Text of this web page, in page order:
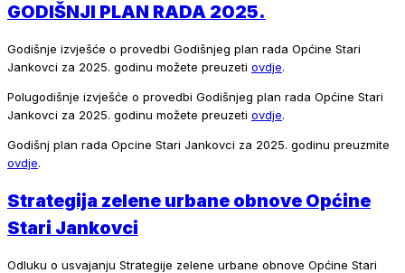
GODIŠNJI PLAN RADA 2025.
Godišnje izvješće o provedbi Godišnjeg plan rada Općine Stari
Jankovci za 2025. godinu možete preuzeti ovdje.
Polugodišnje izvješće o provedbi Godišnjeg plan rada Općine Stari
Jankovci za 2025. godinu možete preuzeti ovdje.
Godišnj plan rada Opcine Stari Jankovci za 2025. godinu preuzmite
ovdje.
Strategija zelene urbane obnove Općine
Stari Jankovci
Odluku o usvajanju Strategije zelene urbane obnove Općine Stari